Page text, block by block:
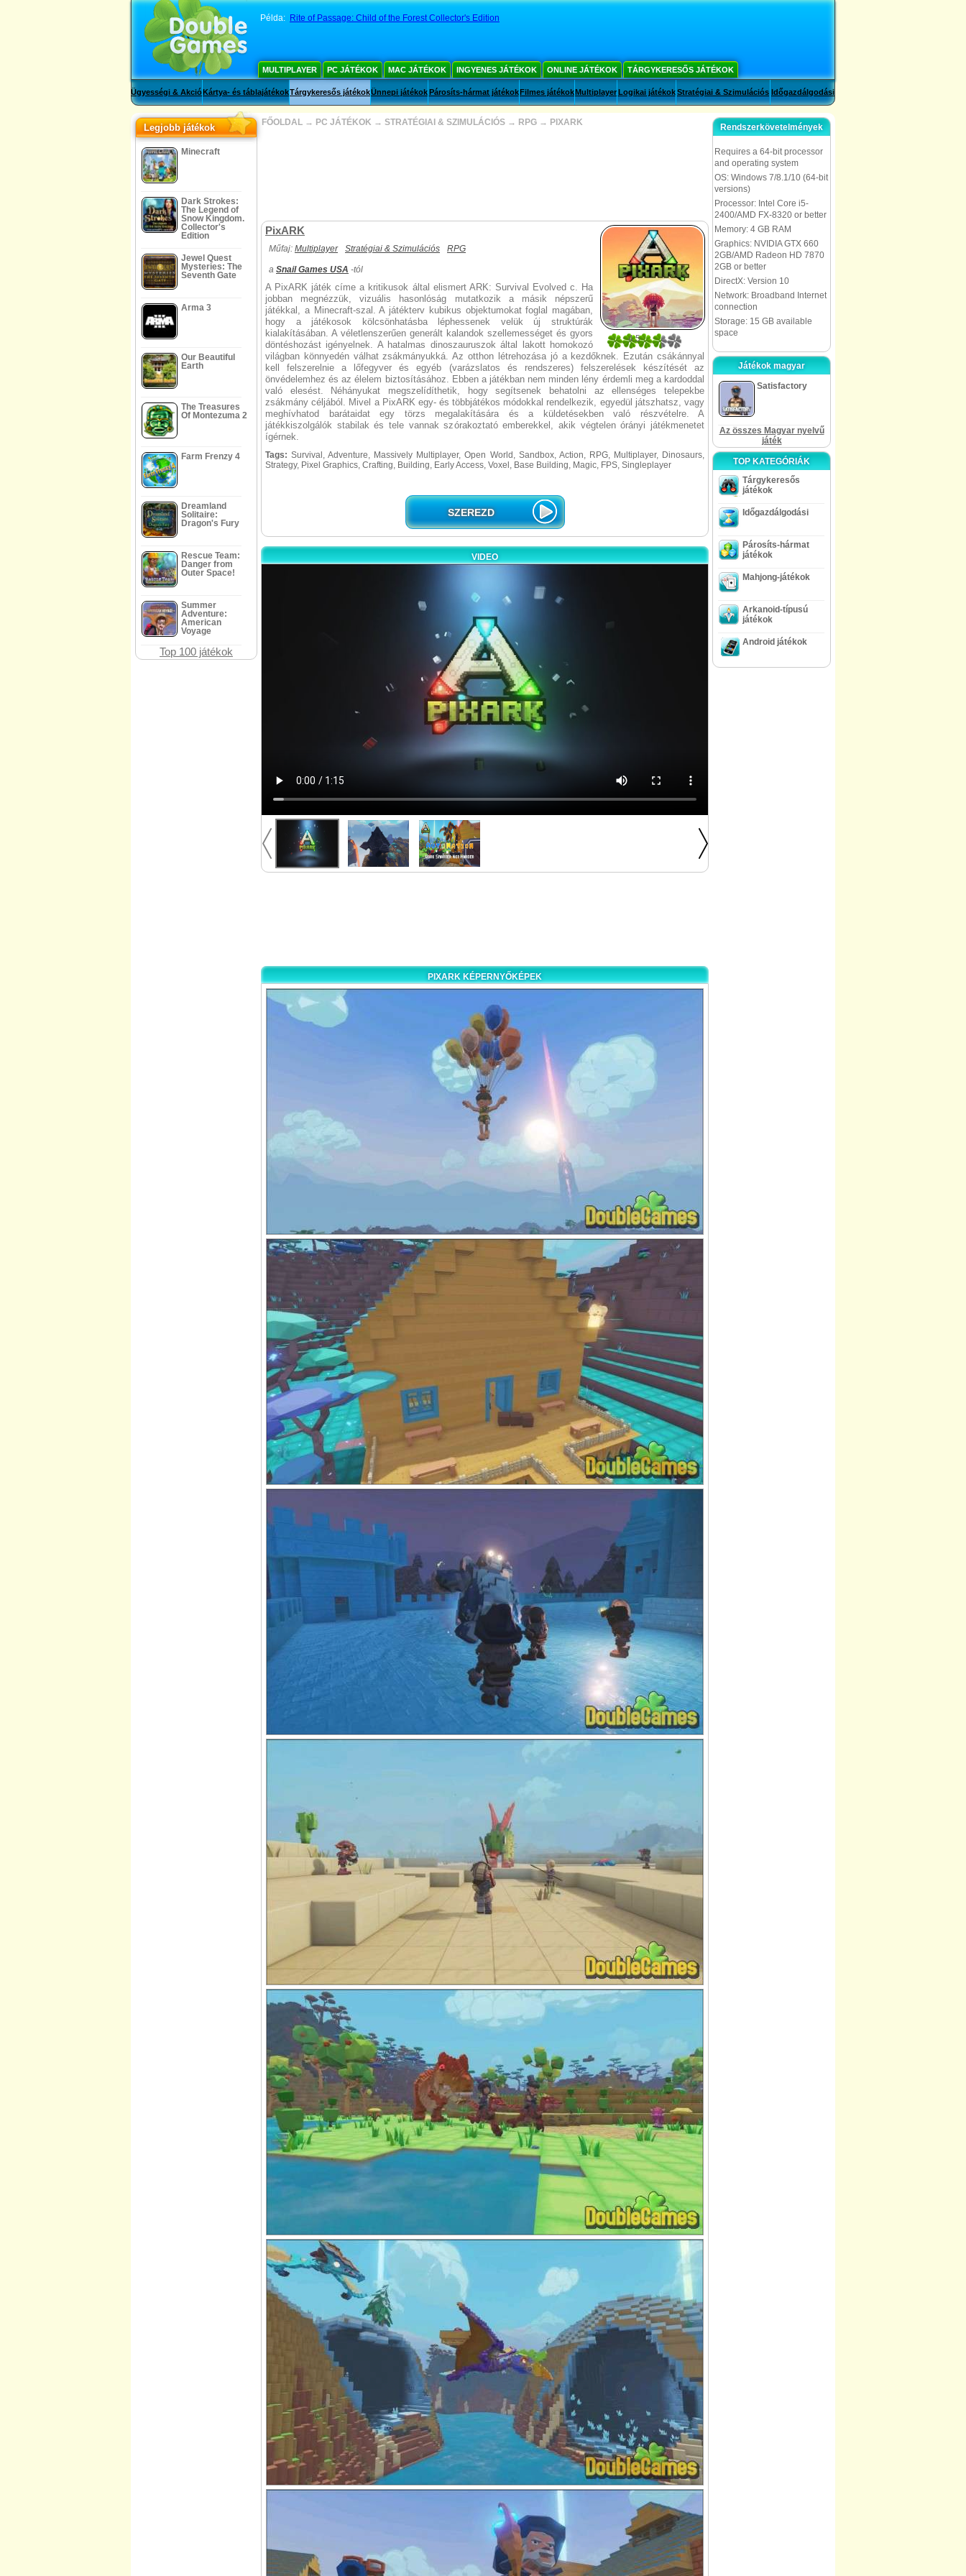
Példa: Rite of Passage: Child of the Forest Collector's Edition
MULTIPLAYER PC JÁTÉKOK MAC JÁTÉKOK INGYENES JÁTÉKOK ONLINE JÁTÉKOK TÁRGYKERESŐS JÁTÉKOK
Ügyességi & AkcióKártya- és táblajátékokTárgykeresős játékokÜnnepi játékokPárosíts-hármat játékokFilmes játékokMultiplayerLogikai játékok Stratégiai & Szimulációs Időgazdálgodási
Legjobb játékok
Minecraft
Dark Strokes:
The Legend of
Snow Kingdom.
Collector's
Edition
Jewel Quest
Mysteries: The
Seventh Gate
Arma 3
Our Beautiful
Earth
The Treasures
Of Montezuma 2
Farm Frenzy 4
Dreamland
Solitaire:
Dragon's Fury
Rescue Team:
Danger from
Outer Space!
Summer
Adventure:
American
Voyage
Top 100 játékok
FŐOLDAL → PC JÁTÉKOK → STRATÉGIAI & SZIMULÁCIÓS → RPG → PIXARK
4.5
40
PixARK
Műfaj: Multiplayer Stratégiai & Szimulációs RPG
a Snail Games USA -tól
A PixARK játék címe a kritikusok által elismert ARK: Survival Evolved c. Ha
jobban megnézzük, vizuális hasonlóság mutatkozik a másik népszerű
játékkal, a Minecraft-szal. A játékterv kubikus objektumokat foglal magában,
hogy a játékosok kölcsönhatásba léphessenek velük új struktúrák
kialakításában. A véletlenszerűen generált kalandok szellemességet és gyors
döntéshozást igényelnek. A hatalmas dinoszauruszok által lakott homokozó
világban könnyedén válhat zsákmányukká. Az otthon létrehozása jó a kezdőknek. Ezután csákánnyal
kell felszerelnie a lőfegyver és egyéb (varázslatos és rendszeres) felszerelések készítését az
önvédelemhez és az élelem biztosításához. Ebben a játékban nem minden lény érdemli meg a kardoddal
való elesést. Néhányukat megszelídíthetik, hogy segítsenek behatolni az ellenséges telepekbe
zsákmány céljából. Mivel a PixARK egy- és többjátékos módokkal rendelkezik, egyedül játszhatsz, vagy
meghívhatod barátaidat egy törzs megalakítására és a küldetésekben való részvételre. A
játékkiszolgálók stabilak és tele vannak szórakoztató emberekkel, akik végtelen órányi játékmenetet
ígérnek.
Tags: Survival, Adventure, Massively Multiplayer, Open World, Sandbox, Action, RPG, Multiplayer, Dinosaurs,
Strategy, Pixel Graphics, Crafting, Building, Early Access, Voxel, Base Building, Magic, FPS, Singleplayer
SZEREZD
VIDEO
PIXARK KÉPERNYŐKÉPEK
Rendszerkövetelmények
Requires a 64-bit processor
and operating system
OS: Windows 7/8.1/10 (64-bit
versions)
Processor: Intel Core i5-
2400/AMD FX-8320 or better
Memory: 4 GB RAM
Graphics: NVIDIA GTX 660
2GB/AMD Radeon HD 7870
2GB or better
DirectX: Version 10
Network: Broadband Internet
connection
Storage: 15 GB available
space
Játékok magyar
Satisfactory
Az összes Magyar nyelvű
játék
TOP KATEGÓRIÁK
Tárgykeresős
játékok
Időgazdálgodási
Párosíts-hármat
játékok
Mahjong-játékok
Arkanoid-típusú
játékok
Android játékok